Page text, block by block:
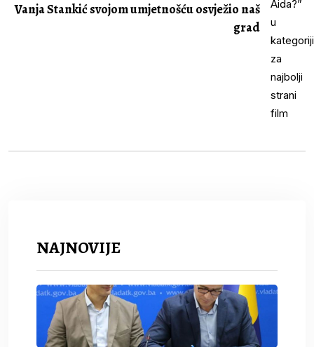
Vanja Stankić svojom umjetnošću osvježio naš
grad
NAJNOVIJE